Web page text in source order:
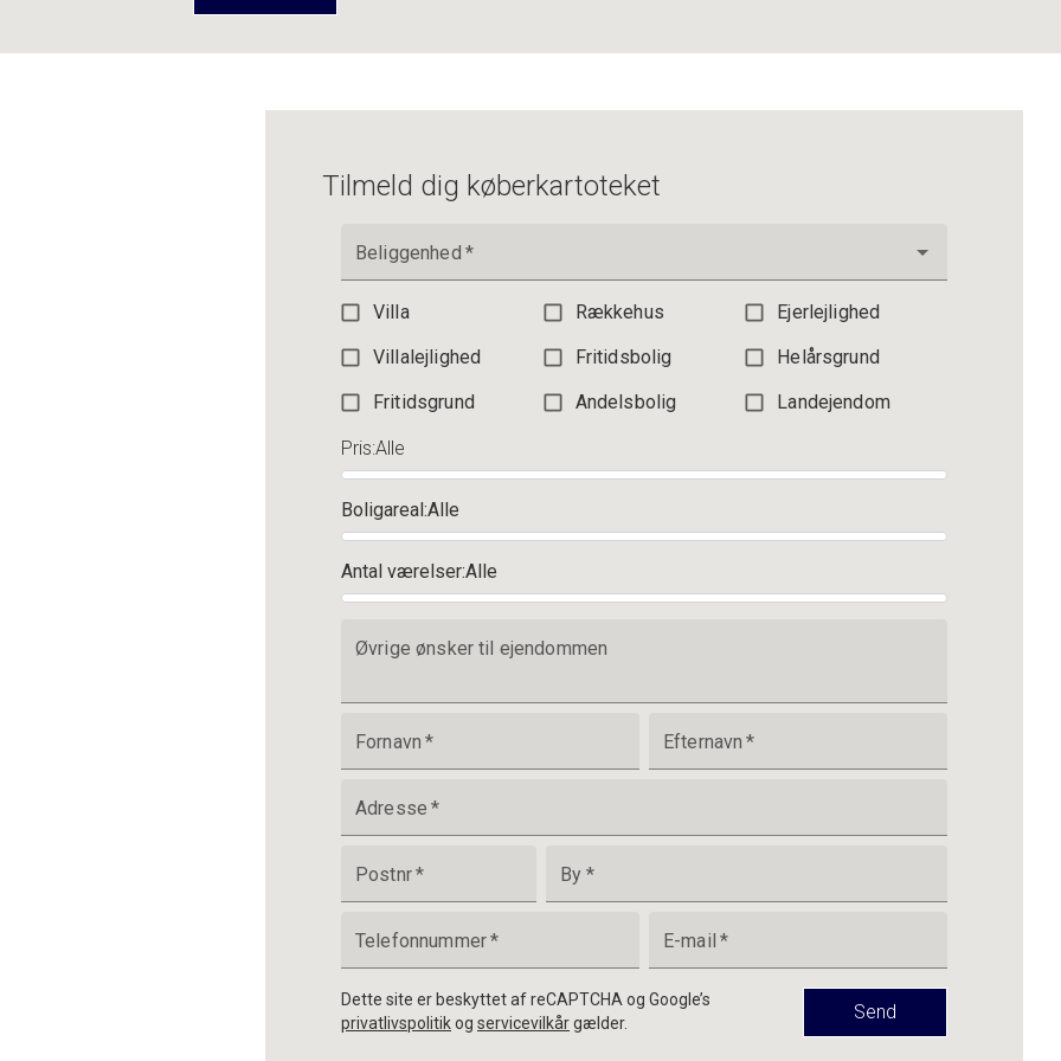
2.195.000 kr. 3.195.000 kr.
Tilmeld dig køberkartoteket
Beliggenhed *
Villa Rækkehus
Ejerlejlighed
Villalejlighed
Fritidsbolig
Helårsgrund
Fritidsgrund
Andelsbolig Landejendom
Pris:Alle
Boligareal:Alle
Antal værelser:Alle
Øvrige ønsker til ejendommen
Fornavn * Efternavn *
Adresse *
Postnr* By *
Telefonnummer* E-mail *
Dette site er beskyttet af reCAPTCHA og Google’s
privatlivspolitikog servicevilkårgælder. Send